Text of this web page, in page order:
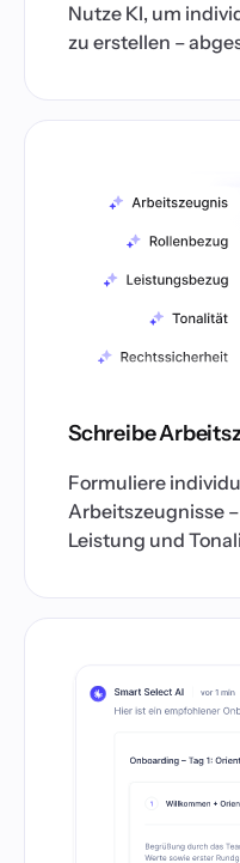
Nutze KI, um
zu erstellen –
Schreibe
Formuliere
Arbeitszeugnisse
Leistung und